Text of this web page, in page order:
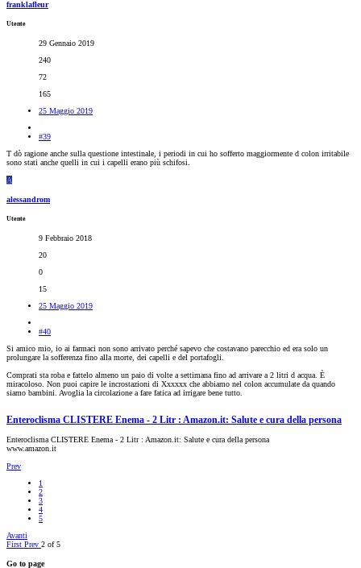
franklafleur
Utente
29 Gennaio 2019
240
72
165
25 Maggio 2019
#39
T dò ragione anche sulla questione intestinale, i periodi in cui ho sofferto maggiormente d colon irritabile
sono stati anche quelli in cui i capelli erano più schifosi.
A
alessandrom
Utente
9 Febbraio 2018
20
0
15
25 Maggio 2019
#40
Si amico mio, io ai farmaci non sono arrivato perché sapevo che costavano parecchio ed era solo un
prolungare la sofferenza fino alla morte, dei capelli e del portafogli.
Comprati sta roba e fattelo almeno un paio di volte a settimana fino ad arrivare a 2 litri d acqua. È
miracoloso. Non puoi capire le incrostazioni di Xxxxxx che abbiamo nel colon accumulate da quando
siamo bambini. Avoglia la circolazione a fare fatica ad irrigare bene tutto.
Enteroclisma CLISTERE Enema - 2 Litr : Amazon.it: Salute e cura della persona
Enteroclisma CLISTERE Enema - 2 Litr : Amazon.it: Salute e cura della persona
www.amazon.it
Prev
1
2
3
4
5
Avanti
First Prev 2 of 5
Go to page